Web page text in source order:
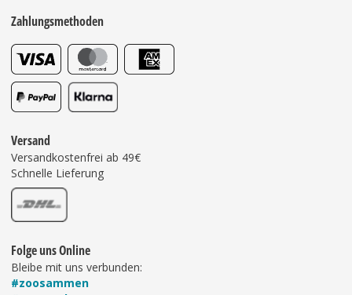
Zahlungsmethoden
Versand
Versandkostenfrei ab 49€
Schnelle Lieferung
Folge uns Online
Bleibe mit uns verbunden:
#zoosammen